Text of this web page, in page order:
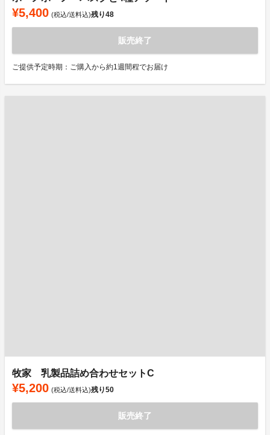
¥5,400 (税込/送料込)残り48
販売終了
ご提供予定時期：ご購入から約1週間程でお届け
牧家 乳製品詰め合わせセットC
¥5,200 (税込/送料込)残り50
販売終了